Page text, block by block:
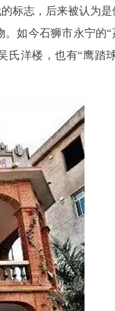
标志，后来被认为是
如今石狮市永宁的“
氏洋楼，也有“鹰踏